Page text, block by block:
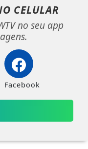
CELULAR
no seu app
Facebook